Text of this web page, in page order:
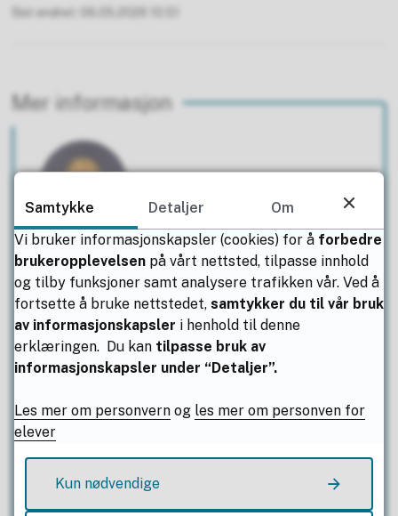
Sist endret
Mer informasjon
Ingrid M.V Hanssen
Skolestedsleder Kleiva
E-postinghan6@nfk.no
Mobil47 60 19 04
Samtykke Detaljer
Om
Vi bruker informasjonskapsler (cookies) for å forbedre
brukeropplevelsen på vårt nettsted, tilpasse innhold
og tilby funksjoner samt analysere trafikken vår. Ved å
fortsette å bruke nettstedet, samtykker du til vår bruk
av informasjonskapsler i henhold til denne
erklæringen. Du kan tilpasse bruk av
informasjonskapsler under “Detaljer”.
Les mer om personvern og les mer om personven for
elever
Kun nødvendige